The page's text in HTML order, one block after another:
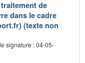
de
dans le cadre
(texte non
signature : 04-05-